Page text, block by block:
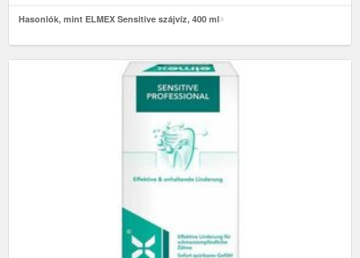
Hasonlók, mint ELMEX Sensitive szájvíz, 400 ml